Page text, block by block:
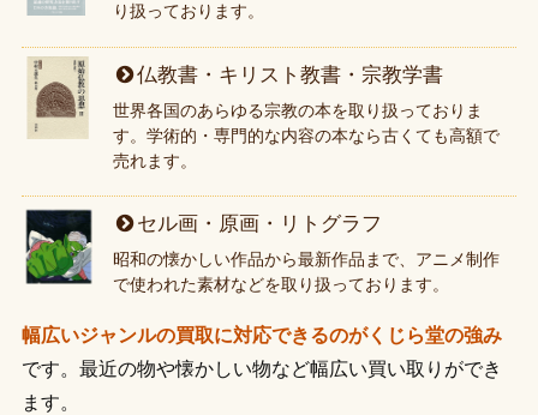
り扱っております。
仏教書・キリスト教書・宗教学書
世界各国のあらゆる宗教の本を取り扱っておりま
す。学術的・専門的な内容の本なら古くても高額で
売れます。
セル画・原画・リトグラフ
昭和の懐かしい作品から最新作品まで、アニメ制作
で使われた素材などを取り扱っております。
幅広いジャンルの買取に対応できるのがくじら堂の強み
です。最近の物や懐かしい物など幅広い買い取りができ
ます。